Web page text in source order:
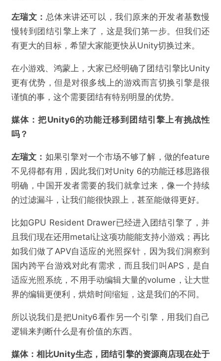
左瑞文： 总体来讲还可以，我们原来的开发者基数慢
慢转到团结引擎上来了，这是我们第一步。但我们还
有更大的目标，希望大家能更快从Unity切换过来。
在小游戏、鸿蒙上，大家已经明确了团结引擎比Unity
更有优势，但是对很多线上的游戏而言切换引擎是很
谨慎的事，这个需要团结有特别明显的优势。
媒体：把Unity6的功能迁移到团结引擎上有挑战性
吗？
左瑞文： 如果引擎对一个市场不够了解，做的feature
不见得都有用，因此我们对Unity 6的功能迁移思路很
明确，中国开发者需要的我们就拿过来，像一个持续
的过滤漏斗，让我们能很快跟上，甚至能做得更好。
比如GPU Resident Drawer已经进入团结引擎了，并
且我们现在还用metal让这项功能能支持小游戏；再比
如我们做了APV自适应的光照探针，因为我们洞察到
国内跨平台游戏对此有需求，而且我们叫APS，是自
适应光照系统，不用手动编辑大量的volume，让大世
界的编辑更便利，烘焙时间缩短，这是我们的不同。
所以说我们是把Unity6看作另一个引擎，用我们自己
逻辑来判断什么是有价值的东西。
媒体： 相比Unity生态，团结引擎的资源商店现在处于